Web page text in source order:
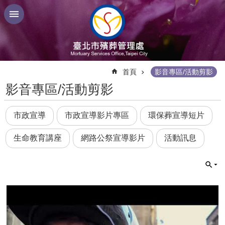
跳到主要內容區塊
首頁 影音專區/活動剪影
影音專區/活動剪影
市政宣導 市政宣導影片專區 環保葬宣導短片
生命教育講座 網路公祭宣導影片 活動訊息